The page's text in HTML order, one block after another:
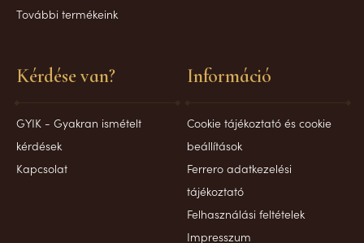
További termékeink
Kérdése van?
GYIK - Gyakran ismételt
kérdések
Kapcsolat
Információ
Cookie tájékoztató és cookie
beállítások
Ferrero adatkezelési
tájékoztató
Felhasználási feltételek
Impresszum